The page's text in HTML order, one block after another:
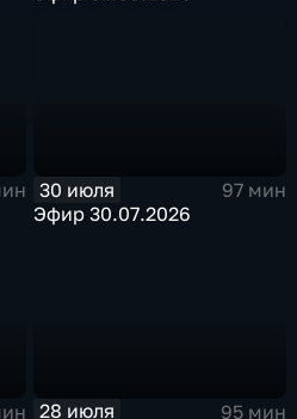
30 июля
97 мин
Эфир 30.07.2026
28 июля 95 мин